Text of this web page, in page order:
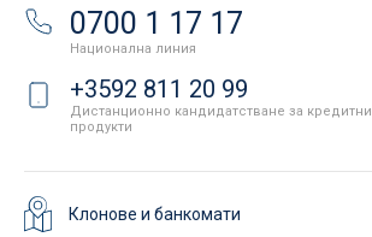
0700 1 17 17
Национална линия
+3592 811 20 99
Дистанционно кандидатстване за кредитни
продукти
Клонове и банкомати